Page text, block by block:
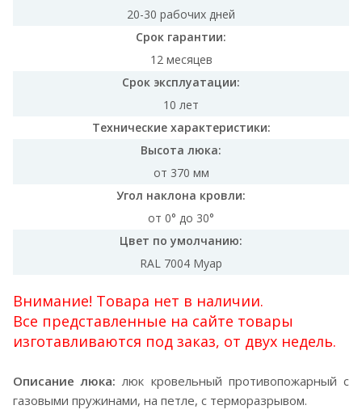
20-30 рабочих дней
Срок гарантии:
12 месяцев
Срок эксплуатации:
10 лет
Технические характеристики:
Высота люка:
от 370 мм
Угол наклона кровли:
от 0° до 30°
Цвет по умолчанию:
RAL 7004 Муар
Внимание! Товара нет в наличии.
Все представленные на сайте товары
изготавливаются под заказ, от двух недель.
Описание люка: люк кровельный противопожарный с
газовыми пружинами, на петле, с терморазрывом.